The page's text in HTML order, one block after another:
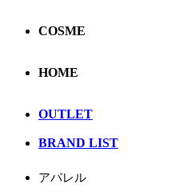
COSME
HOME
OUTLET
BRAND LIST
アパレル